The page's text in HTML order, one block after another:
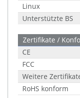
Linux
Unterstützte BS
Zertifikate /
CE
FCC
Weitere
RoHS konform